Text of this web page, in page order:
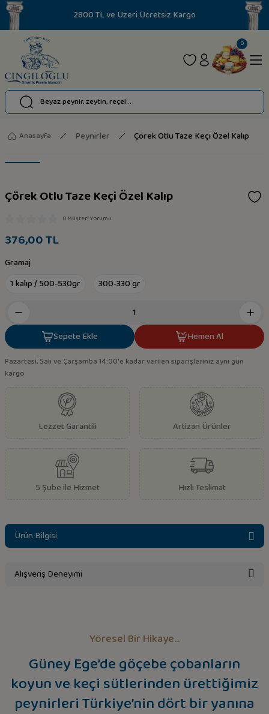
2800 TL ve Üzeri Ücretsiz Kargo
0
Anasayfa Peynirler Çörek Otlu Taze Keçi Özel Kalıp
Çörek Otlu Taze Keçi Özel Kalıp
0 Müşteri Yorumu
376,00 TL
Gramaj
1 kalıp / 500-530gr
300-330 gr
Sepete Ekle Hemen Al
Pazartesi, Salı ve Çarşamba 14:00'e kadar verilen siparişleriniz aynı gün
kargo
Lezzet Garantili Artizan Ürünler
5 Şube ile Hizmet Hızlı Teslimat
Ürün Bilgisi
Alışveriş Deneyimi
Yöresel Bir Hikaye...
Güney Ege’de göçebe çobanların
koyun ve keçi sütlerinden ürettiğimiz
peynirleri Türkiye’nin dört bir yanına